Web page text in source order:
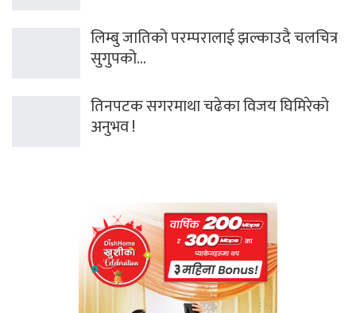
लिम्बु जातिको परम्परालाई झल्काउदै चलचित्र
सुगुपको…
तिनपटक सगरमाथा चढेका विजय घिमिरेको
अनुभव !